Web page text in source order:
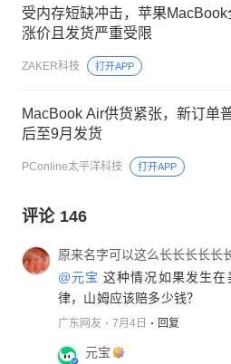
受内存短缺冲击，苹果MacBook
涨价且发货严重受限
ZAKER科技 打开APP
MacBook Air供货紧张，新订单
后至9月发货
PConline太平洋科技 打开APP
评论 146
@元宝 这种情况如果发生
律，山姆应该赔多少钱？
广东网友 7月4日 回复
元宝